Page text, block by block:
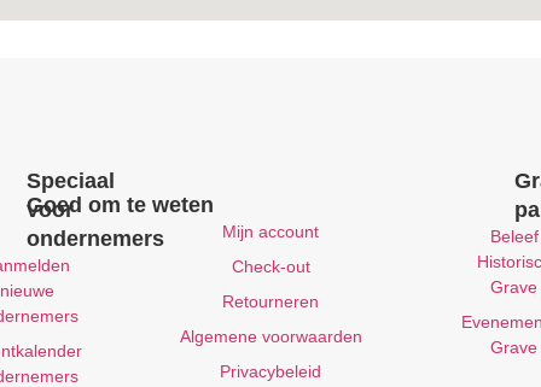
Beleef
Grave
Grave
Goed om te weten
Mijn account
Check-out
Retourneren
Algemene voorwaarden
Privacybeleid
Speciaal
voor
ondernemers
nieuwe